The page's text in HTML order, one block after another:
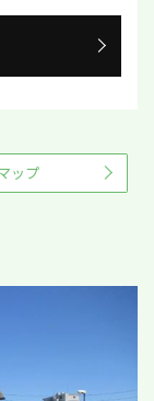
ップ